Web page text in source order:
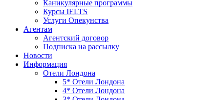
Каникулярные программы
Курсы IELTS
Услуги Опекунства
Агентам
Агентский договор
Подписка на рассылку
Новости
Информация
Отели Лондона
5* Отели Лондона
4* Отели Лондона